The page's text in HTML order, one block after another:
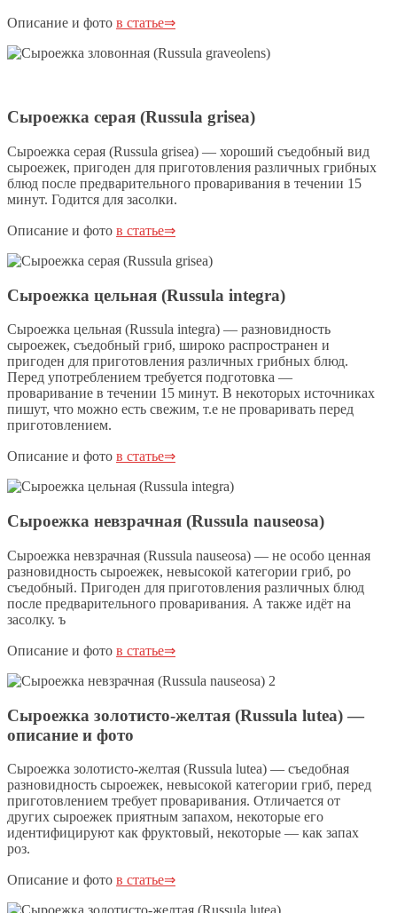
Описание и фото в статье⇒
Сыроежка серая (Russula grisea)
Сыроежка серая (Russula grisea) — хороший съедобный вид
сыроежек, пригоден для приготовления различных грибных
блюд после предварительного проваривания в течении 15
минут. Годится для засолки.
Описание и фото в статье⇒
Сыроежка цельная (Russula integra)
Сыроежка цельная (Russula integra) — разновидность
сыроежек, съедобный гриб, широко распространен и
пригоден для приготовления различных грибных блюд.
Перед употреблением требуется подготовка —
проваривание в течении 15 минут. В некоторых источниках
пишут, что можно есть свежим, т.е не проваривать перед
приготовлением.
Описание и фото в статье⇒
Сыроежка невзрачная (Russula nauseosa)
Сыроежка невзрачная (Russula nauseosa) — не особо ценная
разновидность сыроежек, невысокой категории гриб, ро
съедобный. Пригоден для приготовления различных блюд
после предварительного проваривания. А также идёт на
засолку. ъ
Описание и фото в статье⇒
Сыроежка золотисто-желтая (Russula lutea) —
описание и фото
Сыроежка золотисто-желтая (Russula lutea) — съедобная
разновидность сыроежек, невысокой категории гриб, перед
приготовлением требует проваривания. Отличается от
других сыроежек приятным запахом, некоторые его
идентифицируют как фруктовый, некоторые — как запах
роз.
Описание и фото в статье⇒